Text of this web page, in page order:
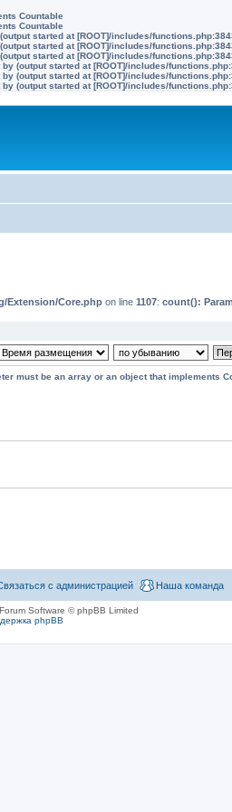
Countable
Countable
started at [ROOT]/includes/
started at [ROOT]/includes/
started at [ROOT]/includes/
(output started at [ROOT]/includes/
(output started at [ROOT]/includes/
(output started at [ROOT]/includes/
Extension/Core.php on line 1107: count():
must be an array or an object that implements
Наша команда
с администрацией
Software © phpBB Limited
phpBB